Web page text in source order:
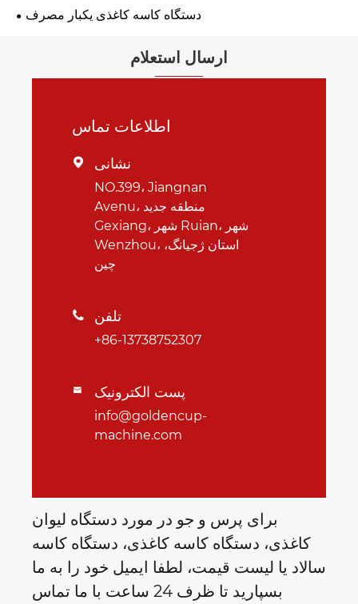
دستگاه کاسه کاغذی یکبار مصرف
ارسال استعلام
اطلاعات تماس
 نشانی
NO.399، Jiangnan
Avenu، منطقه جدید
Gexiang، شهر Ruian، شهر
Wenzhou، استان ژجیانگ،
چین
 تلفن
+86-13738752307
 پست الکترونیک
info@goldencup-
machine.com
برای پرس و جو در مورد دستگاه لیوان
کاغذی، دستگاه کاسه کاغذی، دستگاه کاسه
سالاد یا لیست قیمت، لطفا ایمیل خود را به ما
بسپارید تا ظرف 24 ساعت با ما تماس